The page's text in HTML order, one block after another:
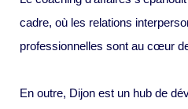
cadre, où les relations
professionnelles sont au cœur
En outre, Dijon est un hub de